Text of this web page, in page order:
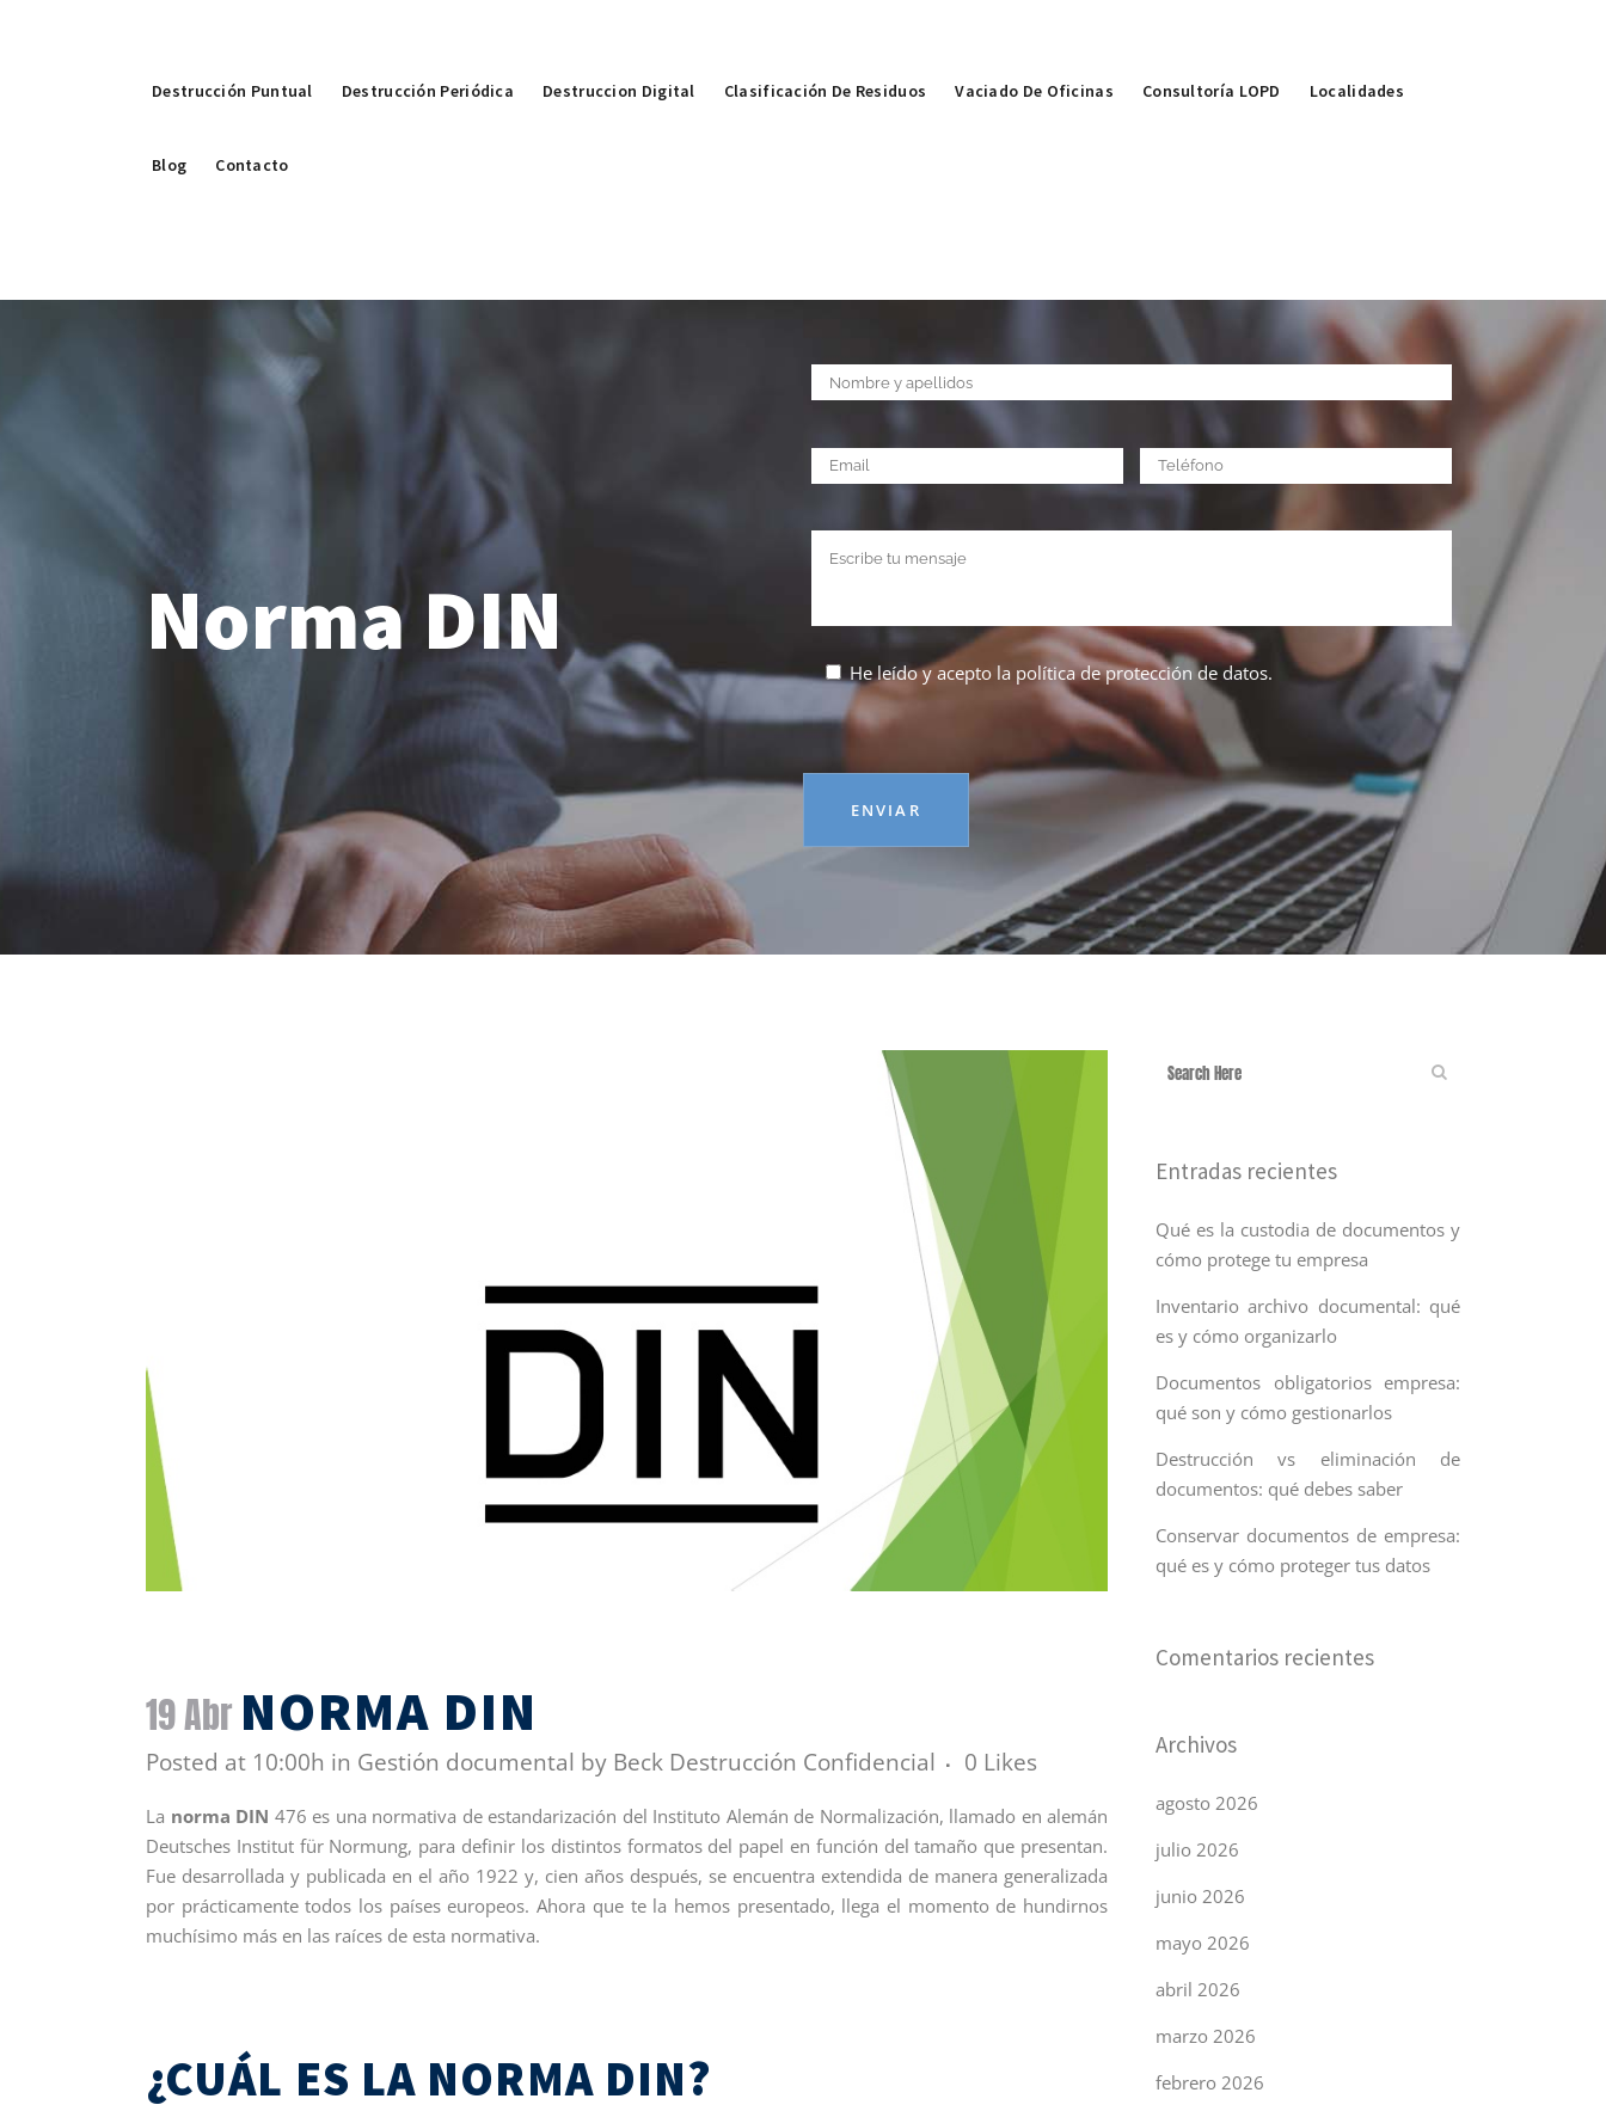
Destrucción Puntual Destrucción Periódica Destruccion Digital Clasificación De Residuos Vaciado De Oficinas Consultoría LOPD Localidades
Blog Contacto
Norma DIN
He leído y acepto la política de protección de datos.
19 Abr NORMA DIN
Posted at 10:00h in Gestión documental by Beck Destrucción Confidencial 0 Likes
La norma DIN 476 es una normativa de estandarización del Instituto Alemán de Normalización, llamado en alemán
Deutsches Institut für Normung, para definir los distintos formatos del papel en función del tamaño que presentan.
Fue desarrollada y publicada en el año 1922 y, cien años después, se encuentra extendida de manera generalizada
por prácticamente todos los países europeos. Ahora que te la hemos presentado, llega el momento de hundirnos
muchísimo más en las raíces de esta normativa.
¿CUÁL ES LA NORMA DIN?
Entradas recientes
Qué es la custodia de documentos y
cómo protege tu empresa
Inventario archivo documental: qué
es y cómo organizarlo
Documentos obligatorios empresa:
qué son y cómo gestionarlos
Destrucción vs eliminación de
documentos: qué debes saber
Conservar documentos de empresa:
qué es y cómo proteger tus datos
Comentarios recientes
Archivos
agosto 2026
julio 2026
junio 2026
mayo 2026
abril 2026
marzo 2026
febrero 2026